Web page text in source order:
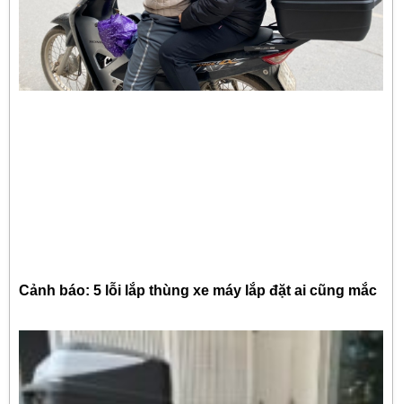
Cảnh báo: 5 lỗi lắp thùng xe máy lắp đặt ai cũng mắc